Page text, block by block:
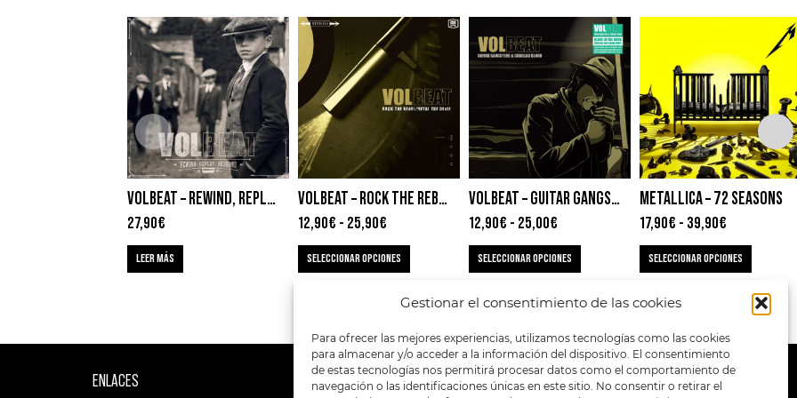
Gestionar el consentimiento de las cookies
Para ofrecer las mejores experiencias, utilizamos tecnologías como las cookies
para almacenar y/o acceder a la información del dispositivo. El consentimiento
de estas tecnologías nos permitirá procesar datos como el comportamiento de
navegación o las identificaciones únicas en este sitio. No consentir o retirar el
VOLBEAT – REWIND, REPLAY, REBOUND
27,90€
LEER MÁS
VOLBEAT – ROCK THE REBEL / METAL THE DEVIL
12,90€ - 25,90€
SELECCIONAR OPCIONES
VOLBEAT – GUITAR GANGSTERS & CADILLAC BLOOD
12,90€ - 25,00€
SELECCIONAR OPCIONES
METALLICA – 72 SEASONS
17,90€ - 39,90€
SELECCIONAR OPCIONES
ENLACES SIGUENOS EN: METODOS DE PAGO: